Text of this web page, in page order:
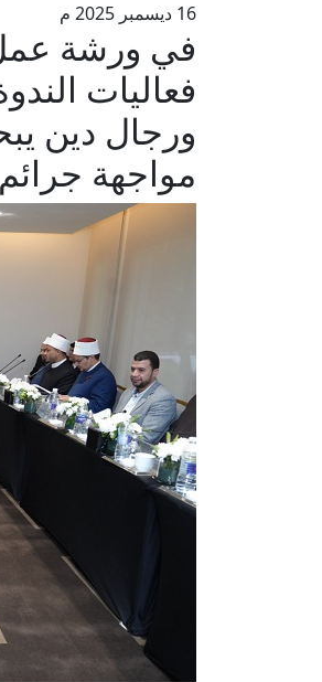
16 ديسمبر 2025 م
في ورشة
فعاليات
ورجال دين
مواجهة جرائم